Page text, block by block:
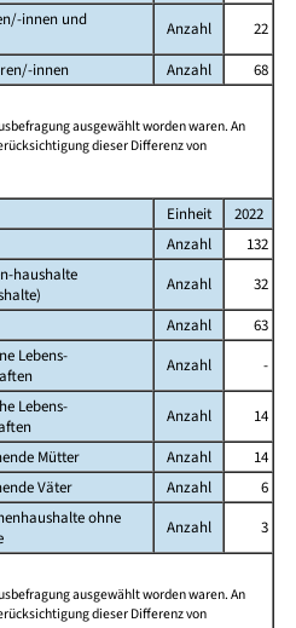
innen und
Anzahl
22
innen
Anzahl
68
ausgewählt worden waren. An
dieser Differenz von
Einheit
2022
Anzahl
132
haushalte
Anzahl
32
Anzahl
63
Lebens-
Anzahl
-
Lebens-
Anzahl
14
Mütter
Anzahl
14
Väter
Anzahl
6
ohne
Anzahl
3
ausgewählt worden waren. An
dieser Differenz von